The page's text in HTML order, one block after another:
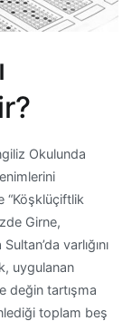
Okulunda
“Köşklüçiftlik
Girne,
varlığını
uygulanan
değin tartışma
toplam beş